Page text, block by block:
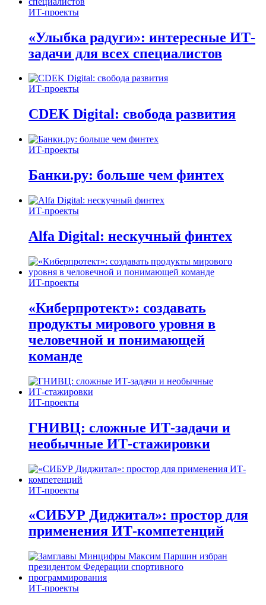
ИТ-проекты
«Улыбка радуги»: интересные ИТ-
задачи для всех специалистов
ИТ-проекты
CDEK Digital: свобода развития
ИТ-проекты
Банки.ру: больше чем финтех
ИТ-проекты
Alfa Digital: нескучный финтех
ИТ-проекты
«Киберпротект»: создавать
продукты мирового уровня в
человечной и понимающей
команде
ИТ-проекты
ГНИВЦ: сложные ИТ‑задачи и
необычные ИТ‑стажировки
ИТ-проекты
«СИБУР Диджитал»: простор для
применения ИТ-компетенций
ИТ-проекты